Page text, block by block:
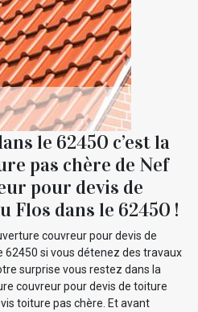
le 62450 c’est la
pas chère de Nef
pour devis de
dans le 62450 !
couvreur pour devis de
62450 si vous détenez des travaux
surprise vous restez dans la
couvreur pour devis de toiture
toiture pas chère. Et avant